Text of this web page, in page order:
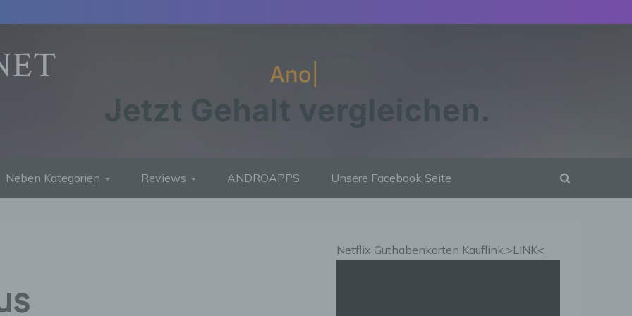
Neben Kategorien Reviews ANDROAPPS Unsere Facebook Seite
Netflix Guthabenkarten Kauflink.>LINK<